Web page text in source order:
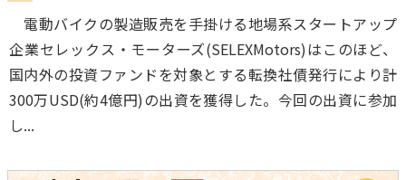
電動バイクの製造販売を手掛ける地場系スタートアップ
企業セレックス・モーターズ(SELEXMotors)はこのほど、
国内外の投資ファンドを対象とする転換社債発行により計
300万USD(約4億円)の出資を獲得した。今回の出資に参加
し...